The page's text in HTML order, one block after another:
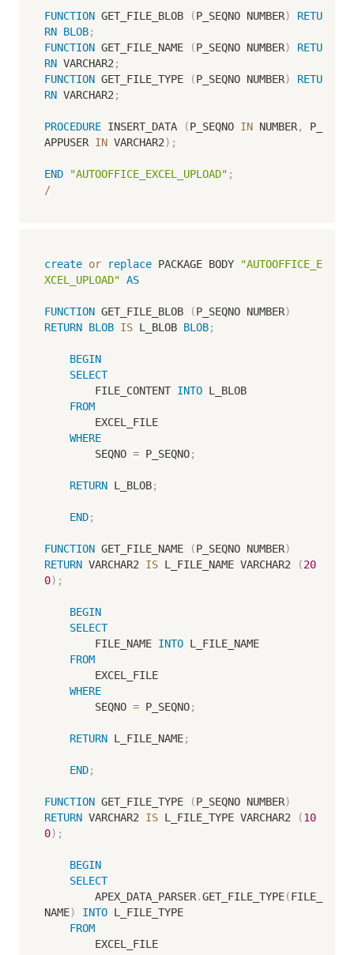
FUNCTION GET_FILE_BLOB (P_SEQNO NUMBER)
RETU
RN BLOB;
FUNCTION GET_FILE_NAME (P_SEQNO NUMBER)
RETU
RN VARCHAR2 ;
FUNCTION GET_FILE_TYPE (P_SEQNO NUMBER)
RETU
RN VARCHAR2 ;
PROCEDURE INSERT_DATA (P_SEQNO IN NUMBER,
P_
APPUSER IN VARCHAR2) ;
END "AUTOOFFICE_EXCEL_UPLOAD" ;
/
create or replace PACKAGE BODY
"AUTOOFFICE_E
XCEL_UPLOAD" AS
FUNCTION GET_FILE_BLOB (P_SEQNO NUMBER)
RETURN BLOB IS L_BLOB BLOB;
BEGIN
SELECT
        FILE_CONTENT
INTO L_BLOB
FROM
WHERE
        SEQNO
= P_SEQNO;
RETURN L_BLOB;
END;
FUNCTION GET_FILE_NAME (P_SEQNO NUMBER)
RETURN VARCHAR2 IS L_FILE_NAME VARCHAR2 (20
0) ;
BEGIN
SELECT
        FILE_NAME
INTO L_FILE_NAME
FROM
WHERE
        SEQNO
= P_SEQNO;
RETURN L_FILE_NAME;
END;
FUNCTION GET_FILE_TYPE (P_SEQNO NUMBER)
RETURN VARCHAR2 IS L_FILE_TYPE VARCHAR2 (10
0) ;
BEGIN
SELECT
        APEX_DATA_PARSER
.GET_FILE_TYPE(FILE_
NAME) INTO L_FILE_TYPE
FROM